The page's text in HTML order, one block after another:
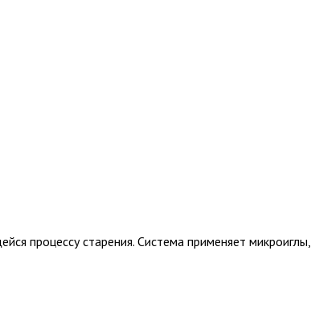
процессу старения. Система применяет